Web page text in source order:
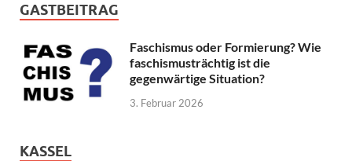
GASTBEITRAG
Faschismus oder Formierung? Wie
faschismusträchtig ist die
gegenwärtige Situation?
3. Februar 2026
KASSEL